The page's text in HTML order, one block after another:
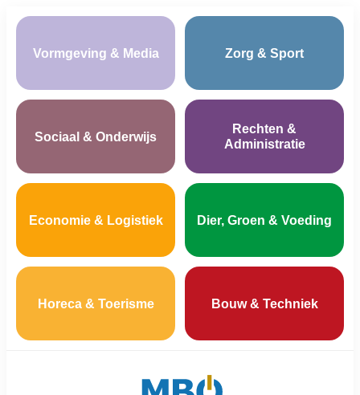
Vormgeving & Media Zorg & Sport
Sociaal & Onderwijs
Rechten &
Administratie
Economie & Logistiek Dier, Groen & Voeding
Horeca & Toerisme Bouw & Techniek